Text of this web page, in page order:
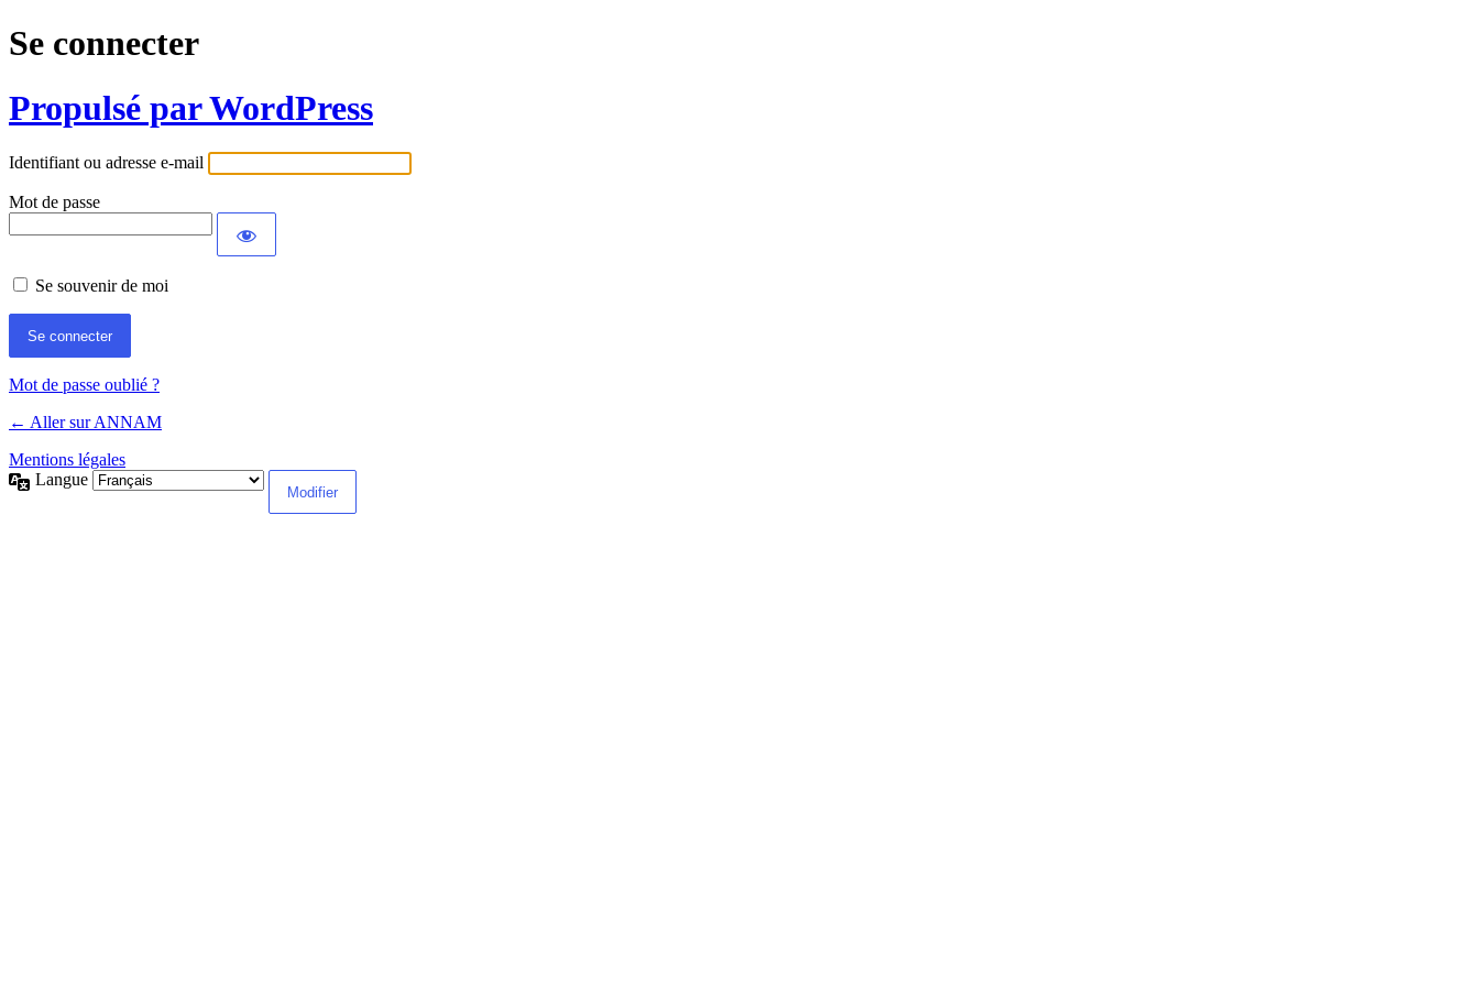
Se connecter
Propulsé par WordPress
Identifiant ou adresse e-mail
Mot de passe
Se souvenir de moi
Mot de passe oublié ?
← Aller sur ANNAM
Mentions légales
Langue